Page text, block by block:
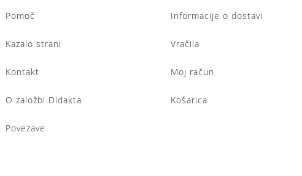
Pomoč
Kazalo strani
Kontakt
O založbi Didakta
Povezave
Informacije o dostavi
Vračila
Moj račun
Košarica